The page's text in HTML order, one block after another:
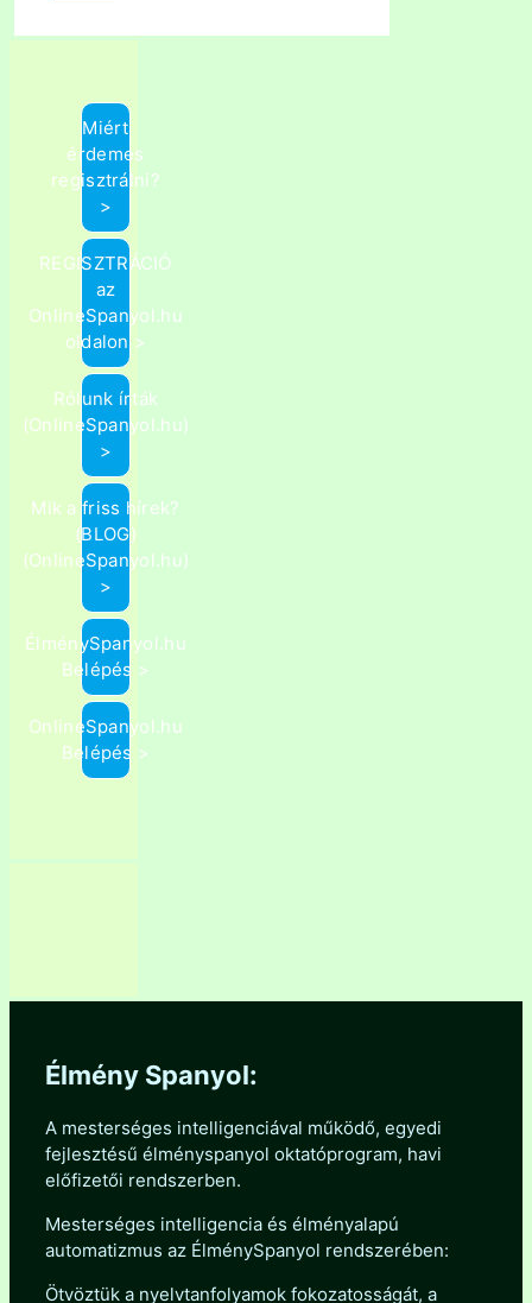
Miért
érdemes
regisztrálni?
>
REGISZTRÁCIÓ
az
OnlineSpanyol.hu
oldalon >
Rólunk írták
(OnlineSpanyol.hu)
>
Mik a friss hírek?
(BLOG)
(OnlineSpanyol.hu)
>
ÉlménySpanyol.hu
Belépés >
OnlineSpanyol.hu
Belépés >
Élmény Spanyol:
A mesterséges intelligenciával működő, egyedi
fejlesztésű élményspanyol oktatóprogram, havi
előfizetői rendszerben.
Mesterséges intelligencia és élményalapú
automatizmus az ÉlménySpanyol rendszerében:
Ötvöztük a nyelvtanfolyamok fokozatosságát, a